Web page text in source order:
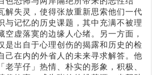
解失灵，使得张放重新思索他们一代
与记忆的历史课题，其中充满不被理
空虚落寞的边缘人心绪。另一方面，
是出自于心理创伤的揭露和历史的检
己在内的外省人的未来寻求解答。他
老芋仔」热情、朴实的形象，积极、